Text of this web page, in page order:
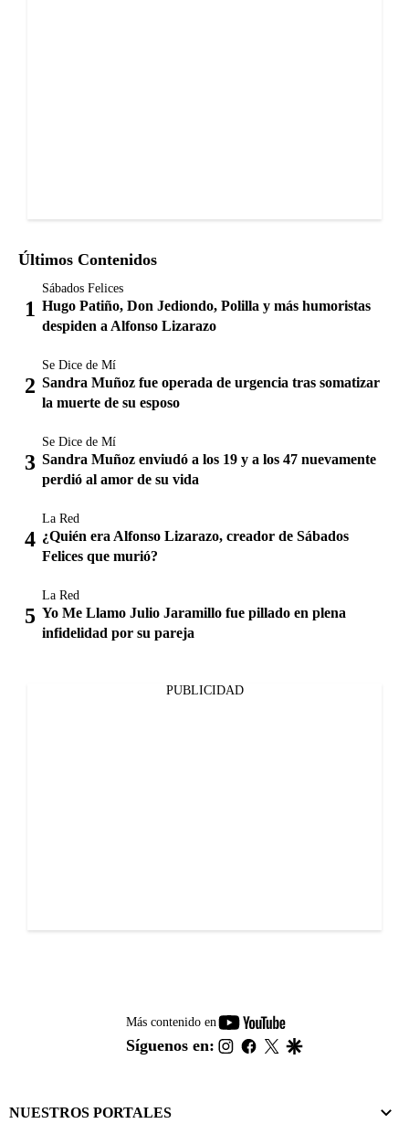
Últimos Contenidos
Sábados Felices
Hugo Patiño, Don Jediondo, Polilla y más humoristas
despiden a Alfonso Lizarazo
Se Dice de Mí
Sandra Muñoz fue operada de urgencia tras somatizar
la muerte de su esposo
Se Dice de Mí
Sandra Muñoz enviudó a los 19 y a los 47 nuevamente
perdió al amor de su vida
La Red
¿Quién era Alfonso Lizarazo, creador de Sábados
Felices que murió?
La Red
Yo Me Llamo Julio Jaramillo fue pillado en plena
infidelidad por su pareja
PUBLICIDAD
Más contenido en
youtube-
footer
Síguenos en: instagram
facebook
twitter
NUESTROS PORTALES